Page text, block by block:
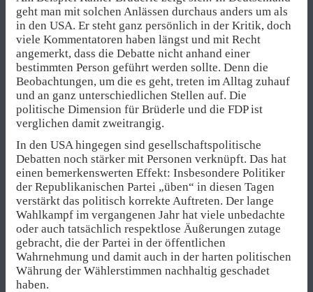
geht man mit solchen Anlässen durchaus anders um als
in den USA. Er steht ganz persönlich in der Kritik, doch
viele Kommentatoren haben längst und mit Recht
angemerkt, dass die Debatte nicht anhand einer
bestimmten Person geführt werden sollte. Denn die
Beobachtungen, um die es geht, treten im Alltag zuhauf
und an ganz unterschiedlichen Stellen auf. Die
politische Dimension für Brüderle und die FDP ist
verglichen damit zweitrangig.
In den USA hingegen sind gesellschaftspolitische
Debatten noch stärker mit Personen verknüpft. Das hat
einen bemerkenswerten Effekt: Insbesondere Politiker
der Republikanischen Partei „üben“ in diesen Tagen
verstärkt das politisch korrekte Auftreten. Der lange
Wahlkampf im vergangenen Jahr hat viele unbedachte
oder auch tatsächlich respektlose Äußerungen zutage
gebracht, die der Partei in der öffentlichen
Wahrnehmung und damit auch in der harten politischen
Währung der Wählerstimmen nachhaltig geschadet
haben.